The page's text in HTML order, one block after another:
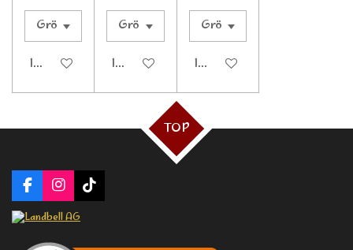
In den WarenkorbIn den WarenkorbIn den Warenkorb
TOP
F
a
c
I
n
s
T
i